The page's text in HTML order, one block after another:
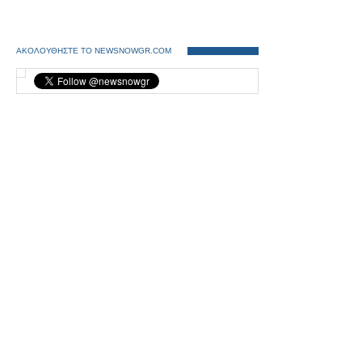
ΑΚΟΛΟΥΘΗΣΤΕ ΤΟ NEWSNOWGR.COM